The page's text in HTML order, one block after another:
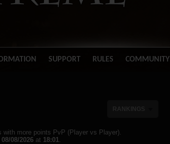
SUPPORT RULES COMMUNITY
with more points PvP (Player vs Player).
08/08/2026 at 18:01.